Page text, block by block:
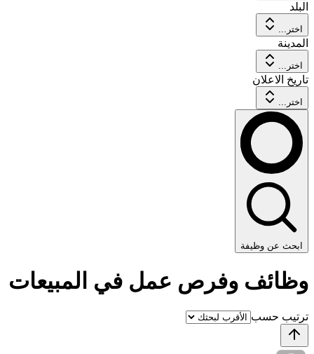
البلد
اختر...
المدينة
اختر...
تاريخ الاعلان
اختر...
ابحث عن وظيفة
وظائف وفرص عمل في المبيعات
ترتيب حسب